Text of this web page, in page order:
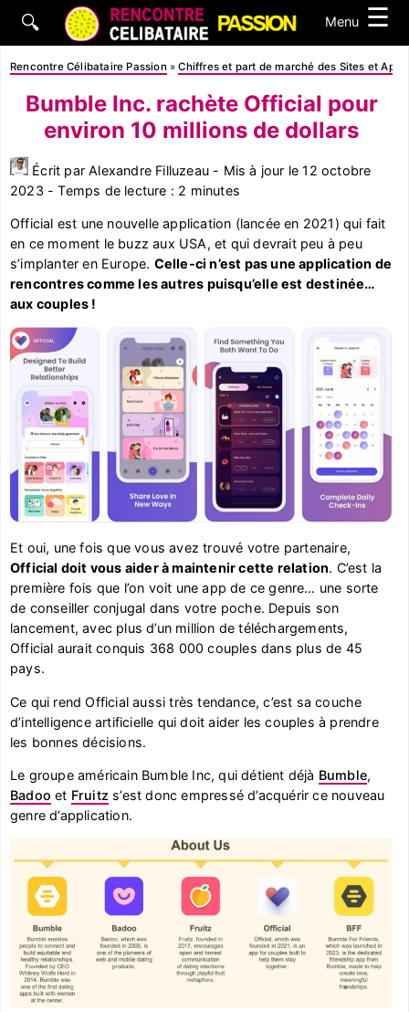
🔍 Menu ☰
Rencontre Célibataire Passion »Chiffres et part de marché des Sites et
Bumble Inc. rachète Official pour
environ 10 millions de dollars
Écrit par Alexandre Filluzeau - Mis à jour le 12 octobre
2023 - Temps de lecture : 2 minutes
Official est une nouvelle application (lancée en 2021) qui fait
en ce moment le buzz aux USA, et qui devrait peu à peu
s’implanter en Europe. Celle-ci n’est pas une application de
rencontres comme les autres puisqu’elle est destinée…
aux couples !
Et oui, une fois que vous avez trouvé votre partenaire,
Official doit vous aider à maintenir cette relation. C’est la
première fois que l’on voit une app de ce genre… une sorte
de conseiller conjugal dans votre poche. Depuis son
lancement, avec plus d’un million de téléchargements,
Official aurait conquis 368 000 couples dans plus de 45
pays.
Ce qui rend Official aussi très tendance, c’est sa couche
d’intelligence artificielle qui doit aider les couples à prendre
les bonnes décisions.
Le groupe américain Bumble Inc, qui détient déjà Bumble,
Badoo et Fruitz s’est donc empressé d’acquérir ce nouveau
genre d’application.